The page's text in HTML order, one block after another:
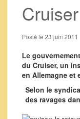
Posté le 23 juin 2011
Le
du Cruiser, un
en Allemagne et
Selon le
des ravages